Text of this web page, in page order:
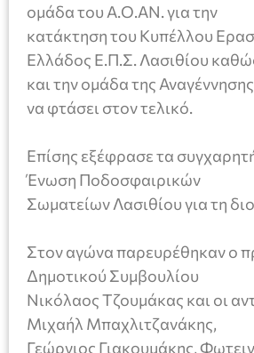
ομάδα του Α.Ο.ΑΝ. για την
κατάκτηση του Κυπέλλου
Ελλάδος Ε.Π.Σ. Λασιθίου
και την ομάδα της
να φτάσει στον τελικό.
Επίσης εξέφρασε τα
Ένωση Ποδοσφαιρικών
Σωματείων Λασιθίου για τη
Στον αγώνα παρευρέθηκαν ο
Δημοτικού Συμβουλίου
Νικόλαος Τζουμάκας και οι
Μιχαήλ Μπαχλιτζανάκης,
Γεώργιος Γιακουμάκης,